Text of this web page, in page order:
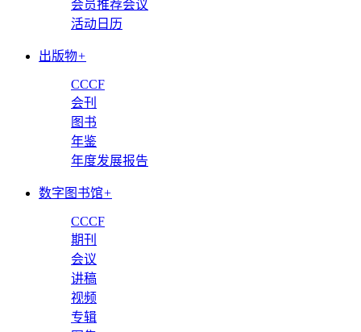
会员推荐会议
活动日历
出版物+
CCCF
会刊
图书
年鉴
年度发展报告
数字图书馆+
CCCF
期刊
会议
讲稿
视频
专辑